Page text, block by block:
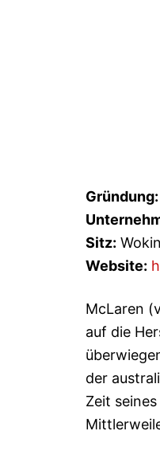
Gründung:
Sitz:
Website:
McLaren
auf die
der
Zeit